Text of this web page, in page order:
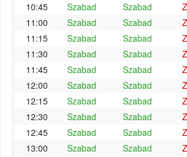
10:45
Szabad Szabad
11:00
Szabad Szabad
11:15
Szabad Szabad
11:30
Szabad Szabad
11:45
Szabad Szabad
12:00
Szabad Szabad
12:15
Szabad Szabad
12:30
Szabad Szabad
12:45
Szabad Szabad
13:00
Szabad Szabad